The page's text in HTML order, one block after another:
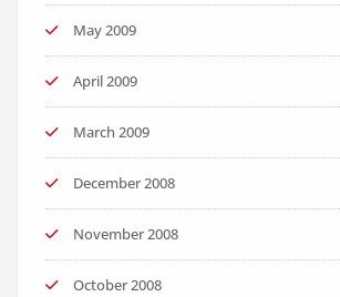
May 2009
April 2009
March 2009
December 2008
November 2008
October 2008